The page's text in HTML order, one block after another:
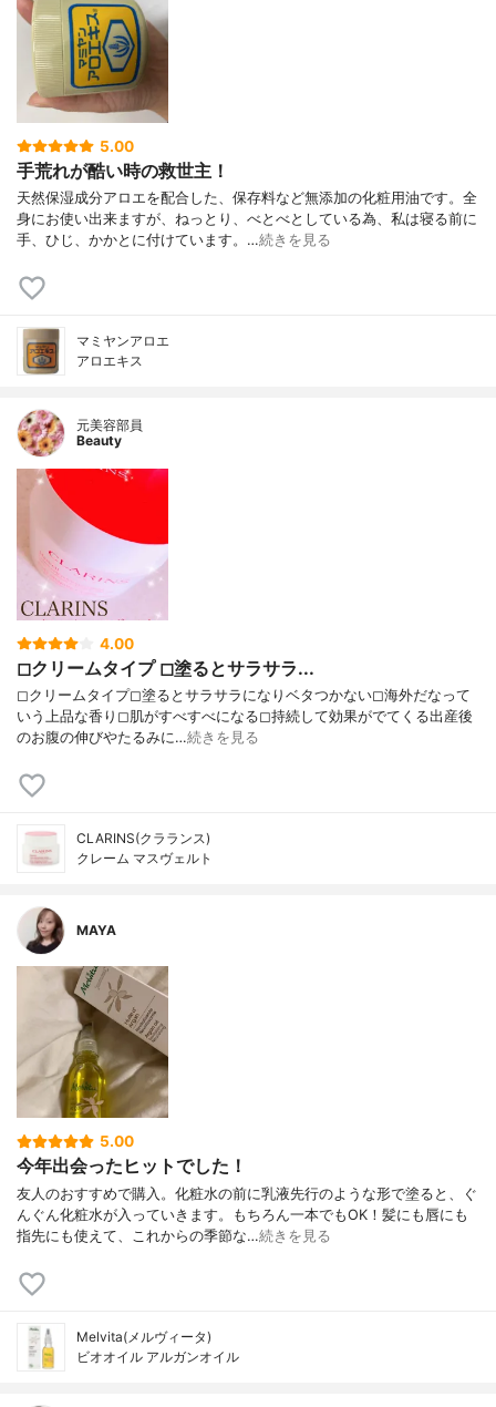
5.00
手荒れが酷い時の救世主！
天然保湿成分アロエを配合した、保存料など無添加の化粧用油です。全
身にお使い出来ますが、ねっとり、べとべとしている為、私は寝る前に
手、ひじ、かかとに付けています。…続きを見る
マミヤンアロエ
アロエキス
元美容部員
Beauty
4.00
◻︎クリームタイプ ◻︎塗るとサラサラ...
◻︎クリームタイプ◻︎塗るとサラサラになりベタつかない◻︎海外だなって
いう上品な香り◻︎肌がすべすべになる◻︎持続して効果がでてくる出産後
のお腹の伸びやたるみに…続きを見る
CLARINS(クラランス)
クレーム マスヴェルト
MAYA
5.00
今年出会ったヒットでした！
友人のおすすめで購入。化粧水の前に乳液先行のような形で塗ると、ぐ
んぐん化粧水が入っていきます。もちろん一本でもOK！髪にも唇にも
指先にも使えて、これからの季節な…続きを見る
Melvita(メルヴィータ)
ビオオイル アルガンオイル